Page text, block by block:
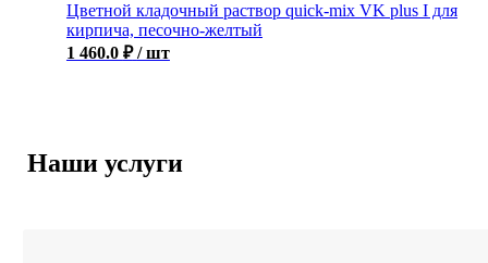
Цветной кладочный раствор quick-mix VK plus I для
кирпича, песочно-желтый
1 460.0 ₽ / шт
Наши услуги